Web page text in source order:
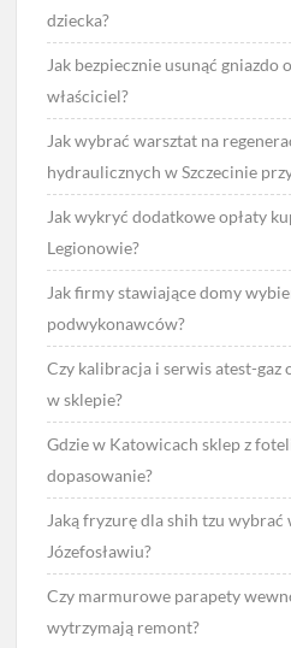
dziecka?
Jak bezpiecznie usunąć gniazdo
właściciel?
Jak wybrać warsztat na
hydraulicznych w Szczecinie
Jak wykryć dodatkowe opłaty
Legionowie?
Jak firmy stawiające domy
podwykonawców?
Czy kalibracja i serwis atest-gaz
w sklepie?
Gdzie w Katowicach sklep z
dopasowanie?
Jaką fryzurę dla shih tzu wybrać
Józefosławiu?
Czy marmurowe parapety
wytrzymają remont?